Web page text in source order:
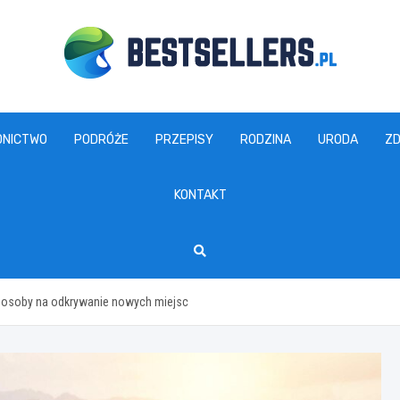
www.bestsellers.pl
PODRÓŻE PRZEPISY RODZINA URODA
KONTAKT
na odkrywanie nowych miejsc